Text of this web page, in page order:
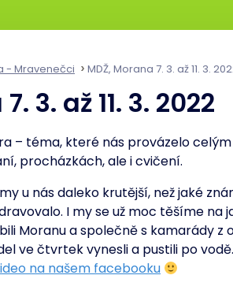
- Mravenečci MDŽ, Morana 7. 3. až 11. 3.
3. až 11. 3. 2022
– téma, které nás provázelo
procházkách, ale i cvičení.
u nás daleko krutější, než jaké
I my se už moc těšíme na
Moranu a společně s kamarády
ve čtvrtek vynesli a pustili po
na našem facebooku